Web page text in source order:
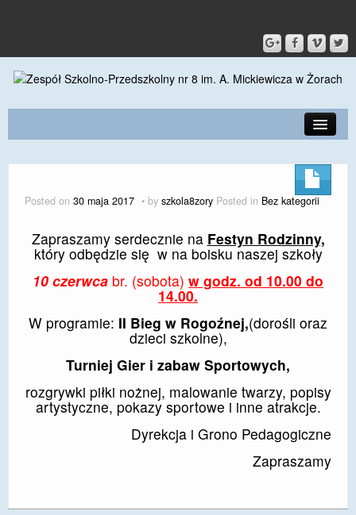
DLA RODZICÓW I UCZNIÓW
DLA PRACOWNIKÓW
GALERIA
DOSTĘPNOŚĆ
POLITYKA PRYWATNOŚCI
STANDARDY OCHRONY MAŁOLETNICH
Posted on 30 maja 2017 by szkola8zory Posted in Bez kategorii
Zapraszamy serdecznie na Festyn Rodzinny,
który odbędzie się w na boisku naszej szkoły
10 czerwca br. (sobota) w godz. od 10.00 do
14.00.
W programie: II Bieg w Rogoźnej,(dorośli oraz
dzieci szkolne),
Turniej Gier i zabaw Sportowych,
rozgrywki piłki nożnej, malowanie twarzy, popisy
artystyczne, pokazy sportowe i inne atrakcje.
Dyrekcja i Grono Pedagogiczne
Zapraszamy